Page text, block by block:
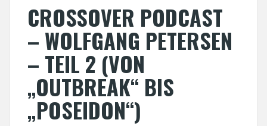
CROSSOVER PODCAST
– WOLFGANG PETERSEN
– TEIL 2 (VON
„OUTBREAK“ BIS
„POSEIDON“)